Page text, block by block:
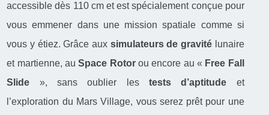
accessible dès 110 cm et est spécialement conçue pour
vous emmener dans une mission spatiale comme si
vous y étiez. Grâce aux simulateurs de gravité lunaire
et martienne, auSpace Rotorou encore au « Free Fall
Slide », sans oublier lestests d’aptitude et
l’exploration du Mars Village, vous serez prêt pour une